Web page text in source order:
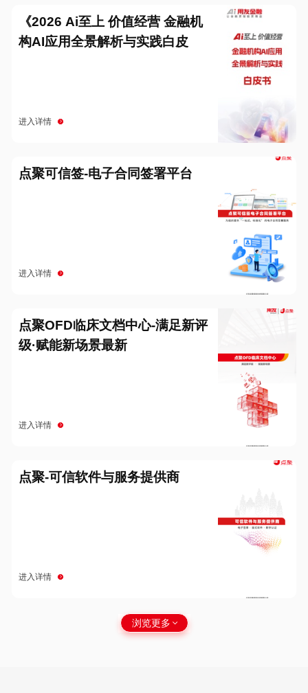
《2026 Ai至上 价值经营 金融机
构AI应用全景解析与实践白皮
进入详情
点聚可信签-电子合同签署平台
进入详情
点聚OFD临床文档中心-满足新评
级·赋能新场景最新
进入详情
点聚-可信软件与服务提供商
进入详情
浏览更多